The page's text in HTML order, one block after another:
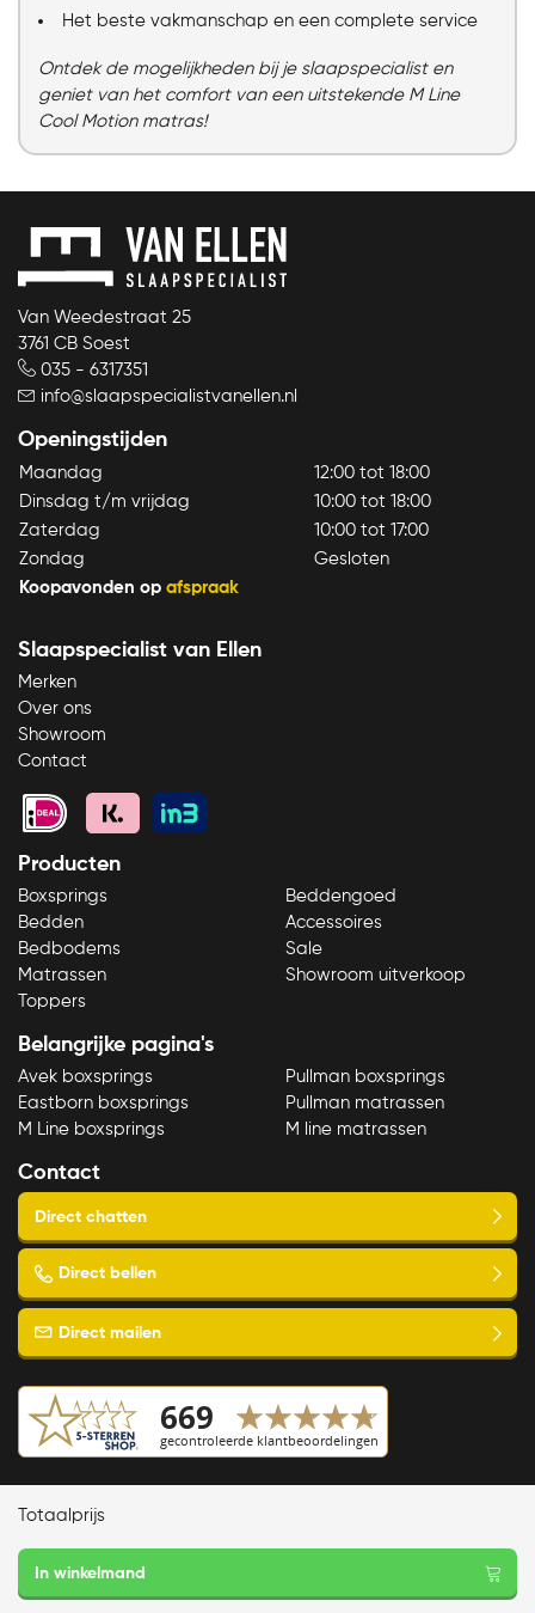
Totaalprijs
M
line
Cool
Het beste vakmanschap en een complete service
Ontdek de mogelijkheden bij je slaapspecialist en
geniet van het comfort van een uitstekende M Line
Cool Motion matras!
Van Weedestraat 25
3761 CB Soest
035 - 6317351
info@slaapspecialistvanellen.nl
Openingstijden
Maandag
12:00 tot 18:00
Dinsdag t/m vrijdag
10:00 tot 18:00
Zaterdag
10:00 tot 17:00
Zondag
Gesloten
Koopavonden op afspraak
Slaapspecialist van Ellen
Merken
Over ons
Showroom
Contact
Producten
Boxsprings
Bedden
Bedbodems
Matrassen
Toppers
Beddengoed
Accessoires
Sale
Showroom uitverkoop
Belangrijke pagina's
Avek boxsprings
Eastborn boxsprings
M Line boxsprings
Pullman boxsprings
Pullman matrassen
M line matrassen
Contact
Copyright © 2023 Slaapspecialist van Ellen
Privacy- en cookieverklaring
Garantie en retourneren